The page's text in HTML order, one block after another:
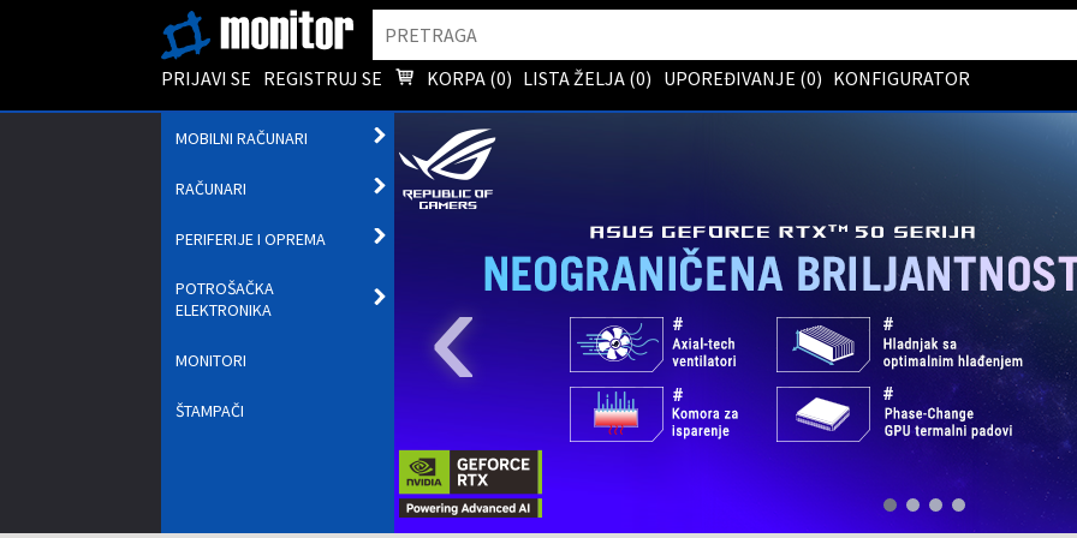
PRIJAVI SE REGISTRUJ SE KORPA (0) LISTA ŽELJA (0) UPOREĐIVANJE (0) KONFIGURATOR
MOBILNI RAČUNARI
PODMENI
RAČUNARI
OTVORI
PODMENI
PERIFERIJE I OPREMA
POTROŠAČKA
ELEKTRONIKA
MONITORI
ŠTAMPAČI ‹